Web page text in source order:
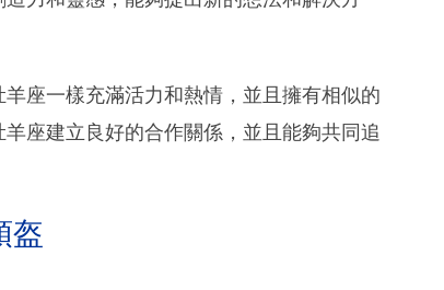
座一樣充滿活力和熱情，並且擁有相似的
座建立良好的合作關係，並且能夠共同追
盔